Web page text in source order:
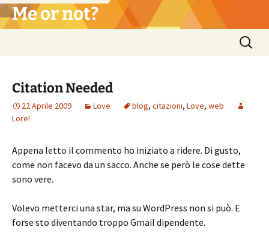
Vai
al Me or not?
Ricerca
per:
Citation Needed
22 Aprile 2009 Love blog, citazioni, Love, web
Lore!
Appena letto il commento ho iniziato a ridere. Di gusto,
come non facevo da un sacco. Anche se però le cose dette
sono vere.
Volevo metterci una star, ma su WordPress non si può. E
forse sto diventando troppo Gmail dipendente.